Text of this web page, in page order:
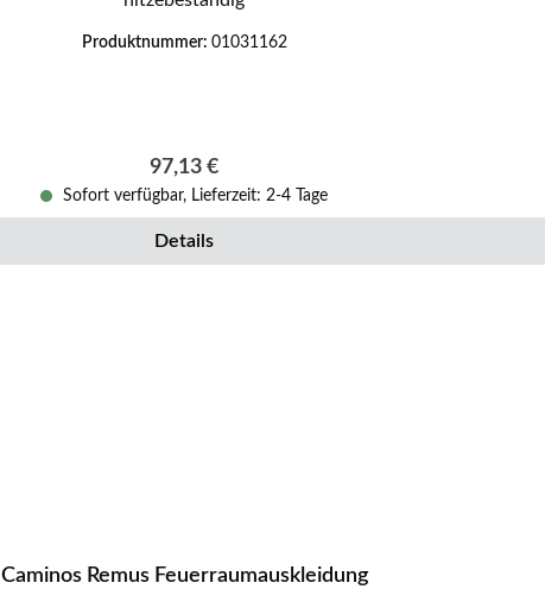
Produktnummer: 01031162
Regulärer Preis:
97,13 €
Sofort verfügbar, Lieferzeit: 2-4 Tage
Details
Caminos Remus Feuerraumauskleidung